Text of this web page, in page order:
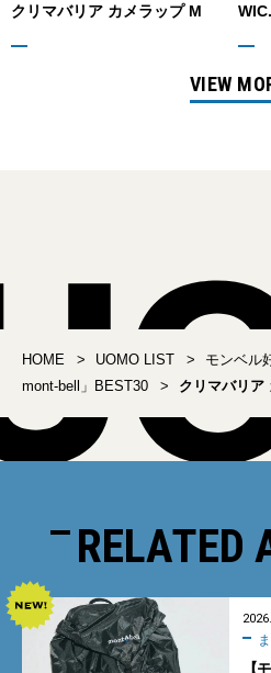
クリマバリア カメラップ M
VIEW
HOME UOMO LIST
モンベル
mont-bell」BEST30
クリマバリア
RELATED
【